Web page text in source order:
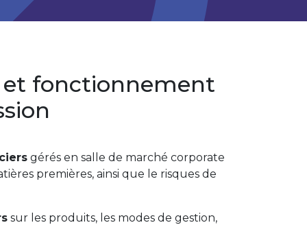
fonctionnement
gérés en salle de marché corporate
premières, ainsi que le risques de
sur les produits, les modes de gestion,